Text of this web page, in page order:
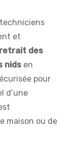
et
retrait des
nidsen
pour
d’une
maison ou de